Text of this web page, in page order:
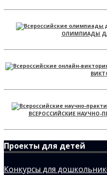
ОЛИМПИАДЫ
ВСЕРОССИЙСКИЕ НАУЧНО-
Проекты для детей
Конкурсы для